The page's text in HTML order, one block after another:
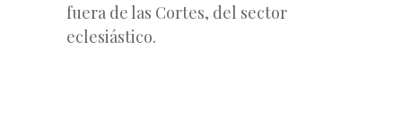
fuera de las Cortes, del sector
eclesiástico.